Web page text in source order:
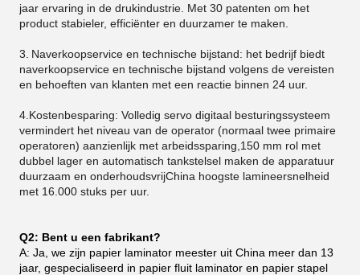
jaar ervaring in de drukindustrie. Met 30 patenten om het
product stabieler, efficiënter en duurzamer te maken.
3. Naverkoopservice en technische bijstand: het bedrijf biedt
naverkoopservice en technische bijstand volgens de vereisten
en behoeften van klanten met een reactie binnen 24 uur.
4.Kostenbesparing: Volledig servo digitaal besturingssysteem
vermindert het niveau van de operator (normaal twee primaire
operatoren) aanzienlijk met arbeidssparing,150 mm rol met
dubbel lager en automatisch tankstelsel maken de apparatuur
duurzaam en onderhoudsvrijChina hoogste lamineersnelheid
met 16.000 stuks per uur.
Q2: Bent u een fabrikant?
A: Ja, we zijn papier laminator meester uit China meer dan 13
jaar, gespecialiseerd in papier fluit laminator en papier stapel